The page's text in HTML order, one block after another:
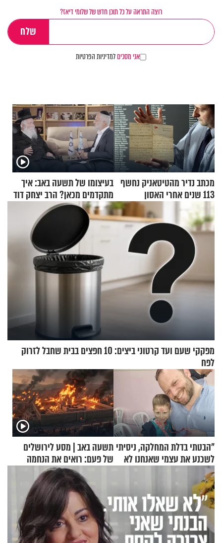
רוצה התראה על כל תוכן חדש של שלומי דיאז?
אני מסכיםלמדיניות הפרטיות
מכתב נדיר מהטיטאניק נחשף
113 שנים אחרי האסון
בעיצומו של תשעה באב: איך
מתקדמים מכאן? הרב יצחק דוד
גרוסמן בשיחה מיוחדת
מפקקי שעם ועד קרטוני ביצים: 10 חפצים בבית שחבל לזרוק
לפח
"הבטתי בדלת המחלקה, ניסיתי
לשכנע את עצמי שאנחנו לא
שייכים לשם"
תשעה באב | מסע לירושלים
של פעם: רואים את הנחמה